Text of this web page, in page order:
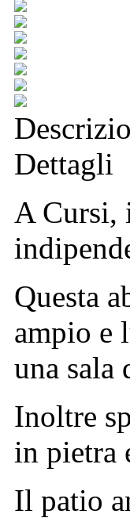
Dettagli
A Cursi,
Questa
ampio e
una sala
Inoltre
in pietra
Il patio